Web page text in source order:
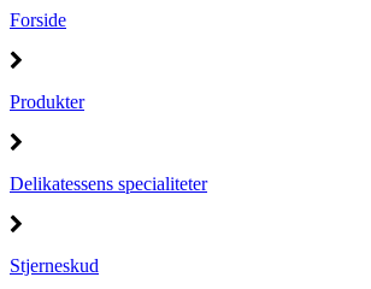
Forside
Produkter
Delikatessens specialiteter
Stjerneskud